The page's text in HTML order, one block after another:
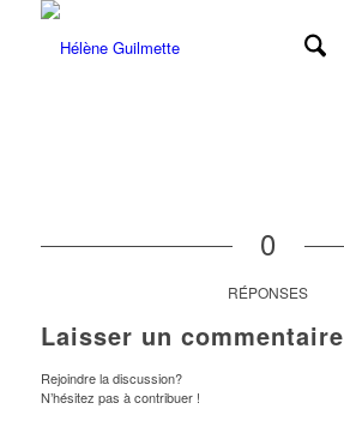
0
RÉPONSES
Laisser un commentaire
Rejoindre la discussion?
N’hésitez pas à contribuer !